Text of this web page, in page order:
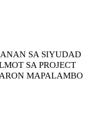
SA SIYUDAD
SA PROJECT
MAPALAMBO